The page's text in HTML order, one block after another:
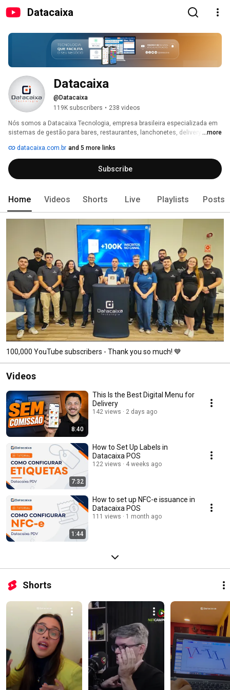
Datacaixa
Datacaixa
@Datacaixa
119K subscribers • 238 videos
Nós somos a Datacaixa Tecnologia, empresa brasileira especializada em
sistemas de gestão para bares, restaurantes, lanchonetes, delivery e
18 mil clientes em todo o Brasil.
...more
datacaixa.com.br and 5 more links
Subscribe
Home Videos Shorts Live Playlists Posts
100,000 YouTube subscribers - Thank you so much! 💙
Videos
8:40
This Is the Best Digital Menu for
Delivery
142 views 2 days ago
7:32
How to Set Up Labels in
Datacaixa POS
122 views 4 weeks ago
1:44
How to set up NFC-e issuance in
Datacaixa POS
111 views 1 month ago
Shorts